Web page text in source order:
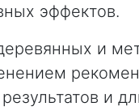
эффектов.
и
и